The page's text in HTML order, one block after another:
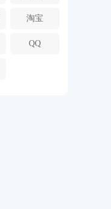
2024
淘宝
QQ